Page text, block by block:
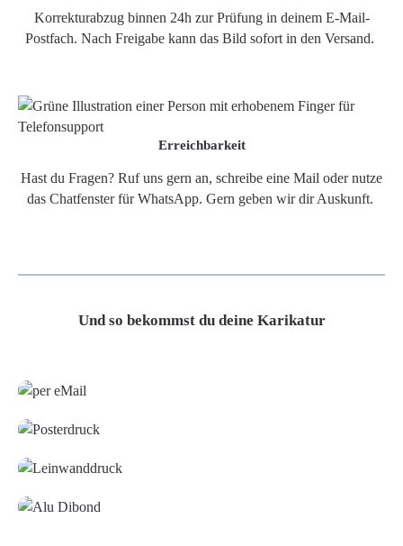
Korrekturabzug binnen 24h zur Prüfung in deinem E-Mail-
Postfach. Nach Freigabe kann das Bild sofort in den Versand.
Erreichbarkeit
Hast du Fragen? Ruf uns gern an, schreibe eine Mail oder nutze
das Chatfenster für WhatsApp. Gern geben wir dir Auskunft.
Und so bekommst du deine Karikatur